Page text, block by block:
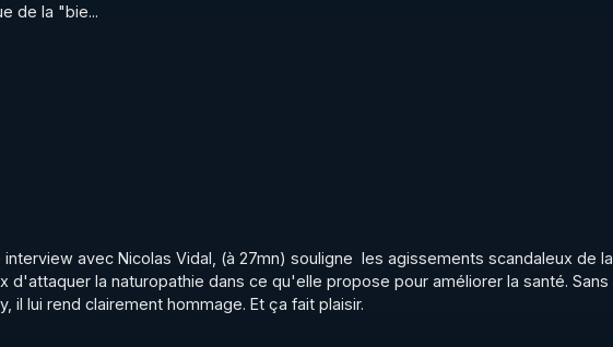
de la "bie...
avec Nicolas Vidal, (à 27mn) souligne  les agissements scandaleux de la
d'attaquer la naturopathie dans ce qu'elle propose pour améliorer la santé. Sans
il lui rend clairement hommage. Et ça fait plaisir.